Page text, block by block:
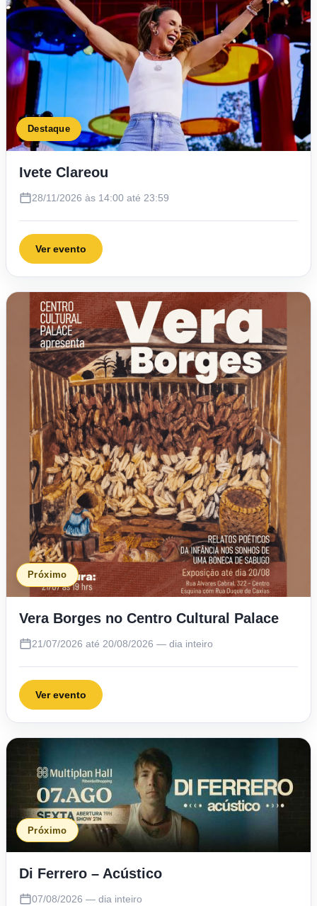
Destaque
Ivete Clareou
28/11/2026 às 14:00 até 23:59
Ver evento
Próximo
Vera Borges no Centro Cultural Palace
21/07/2026 até 20/08/2026 — dia inteiro
Ver evento
Próximo
Di Ferrero – Acústico
07/08/2026 — dia inteiro